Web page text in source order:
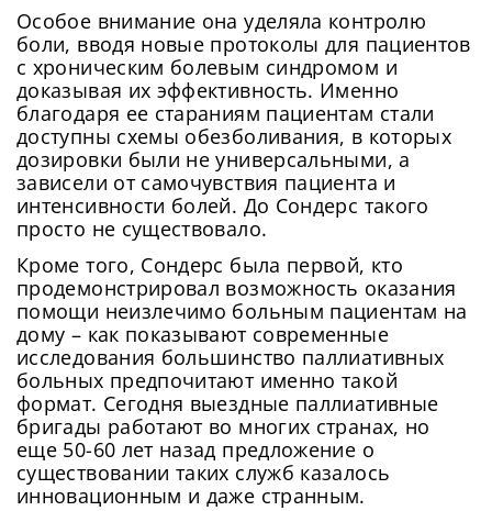
Особое внимание она уделяла контролю
боли, вводя новые протоколы для пациентов
с хроническим болевым синдромом и
доказывая их эффективность. Именно
благодаря ее стараниям пациентам стали
доступны схемы обезболивания, в которых
дозировки были не универсальными, а
зависели от самочувствия пациента и
интенсивности болей. До Сондерс такого
просто не существовало.
Кроме того, Сондерс была первой, кто
продемонстрировал возможность оказания
помощи неизлечимо больным пациентам на
дому – как показывают современные
исследования большинство паллиативных
больных предпочитают именно такой
формат. Сегодня выездные паллиативные
бригады работают во многих странах, но
еще 50-60 лет назад предложение о
существовании таких служб казалось
инновационным и даже странным.